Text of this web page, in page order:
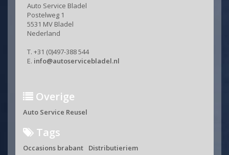
Auto Service Bladel
Postelweg 1
5531 MV Bladel
Nederland
T. +31 (0)497-388 544
E. info@autoservicebladel.nl
Overige
Auto Service Reusel
Tags
Occasions brabant Distributieriem